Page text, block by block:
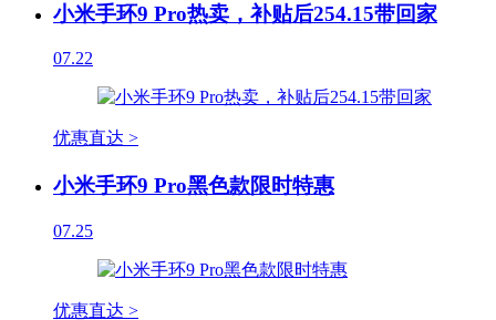
小米手环9 Pro热卖，补贴后254.15带回家
07.22
优惠直达 >
小米手环9 Pro黑色款限时特惠
07.25
优惠直达 >